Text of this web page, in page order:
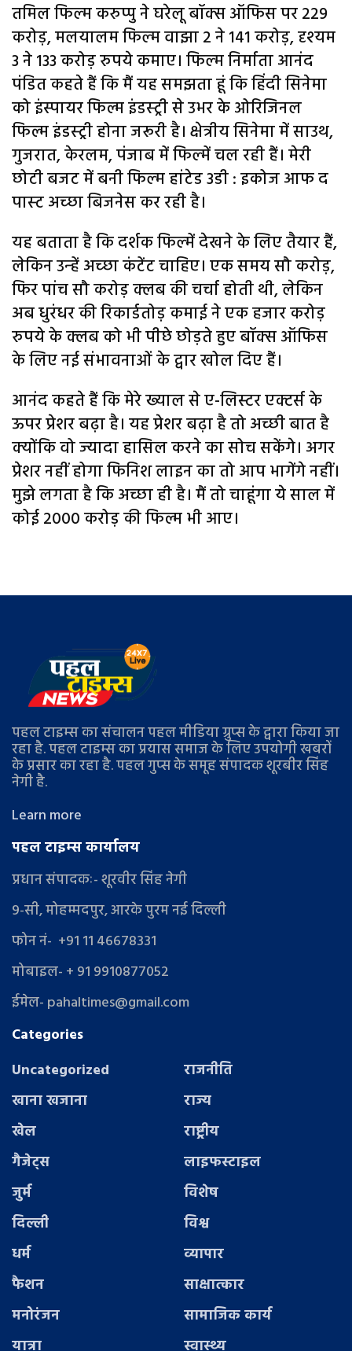
तमिल फिल्‍म करुप्पु ने घरेलू बॉक्स ऑफिस पर 229
करोड़, मलयालम फिल्‍म वाझा 2 ने 141 करोड़, दृश्‍यम
3 ने 133 करोड़ रुपये कमाए। फिल्‍म निर्माता आनंद
पंडित कहते हैं कि मैं यह समझता हूं कि हिंदी सिनेमा
को इंस्पायर फिल्म इंडस्ट्री से उभर के ओरिजिनल
फिल्म इंडस्ट्री होना जरूरी है। क्षेत्रीय सिनेमा में साउथ,
गुजरात, केरलम, पंजाब में फिल्‍में चल रही हैं। मेरी
छोटी बजट में बनी फिल्‍म हांटेड 3डी : इकोज आफ द
पास्‍ट अच्‍छा बिजनेस कर रही है।
यह बताता है कि दर्शक फिल्‍में देखने के लिए तैयार हैं,
लेकिन उन्‍हें अच्‍छा कंटेंट चाहिए। एक समय सौ करोड़,
फिर पांच सौ करोड़ क्लब की चर्चा होती थी, लेकिन
अब धुरंधर की रिकार्डतोड़ कमाई ने एक हजार करोड़
रुपये के क्लब को भी पीछे छोड़ते हुए बॉक्स ऑफिस
के लिए नई संभावनाओं के द्वार खोल दिए हैं।
आनंद कहते हैं कि मेरे ख्याल से ए-लिस्टर एक्टर्स के
ऊपर प्रेशर बढ़ा है। यह प्रेशर बढ़ा है तो अच्छी बात है
क्‍योंकि वो ज्‍यादा हासिल करने का सोच सकेंगे। अगर
प्रेशर नहीं होगा फिनिश लाइन का तो आप भागेंगे नहीं।
मुझे लगता है कि अच्छा ही है। मैं तो चाहूंगा ये साल में
कोई 2000 करोड़ की फिल्म भी आए।
पहल टाइम्स का संचालन पहल मीडिया ग्रुप्स के द्वारा किया जा
रहा है. पहल टाइम्स का प्रयास समाज के लिए उपयोगी खबरों
के प्रसार का रहा है. पहल गुप्स के समूह संपादक शूरबीर सिंह
नेगी है.
Learn more
पहल टाइम्स कार्यालय
प्रधान संपादकः- शूरवीर सिंह नेगी
9-सी, मोहम्मदपुर, आरके पुरम नई दिल्ली
फोन नं- +91 11 46678331
मोबाइल- + 91 9910877052
ईमेल- pahaltimes@gmail.com
Categories
Uncategorized
खाना खजाना
खेल
गैजेट्स
जुर्म
दिल्ली
धर्म
फैशन
मनोरंजन
राजनीति
राज्य
राष्ट्रीय
लाइफस्टाइल
विशेष
विश्व
व्यापार
साक्षात्कार
सामाजिक कार्य